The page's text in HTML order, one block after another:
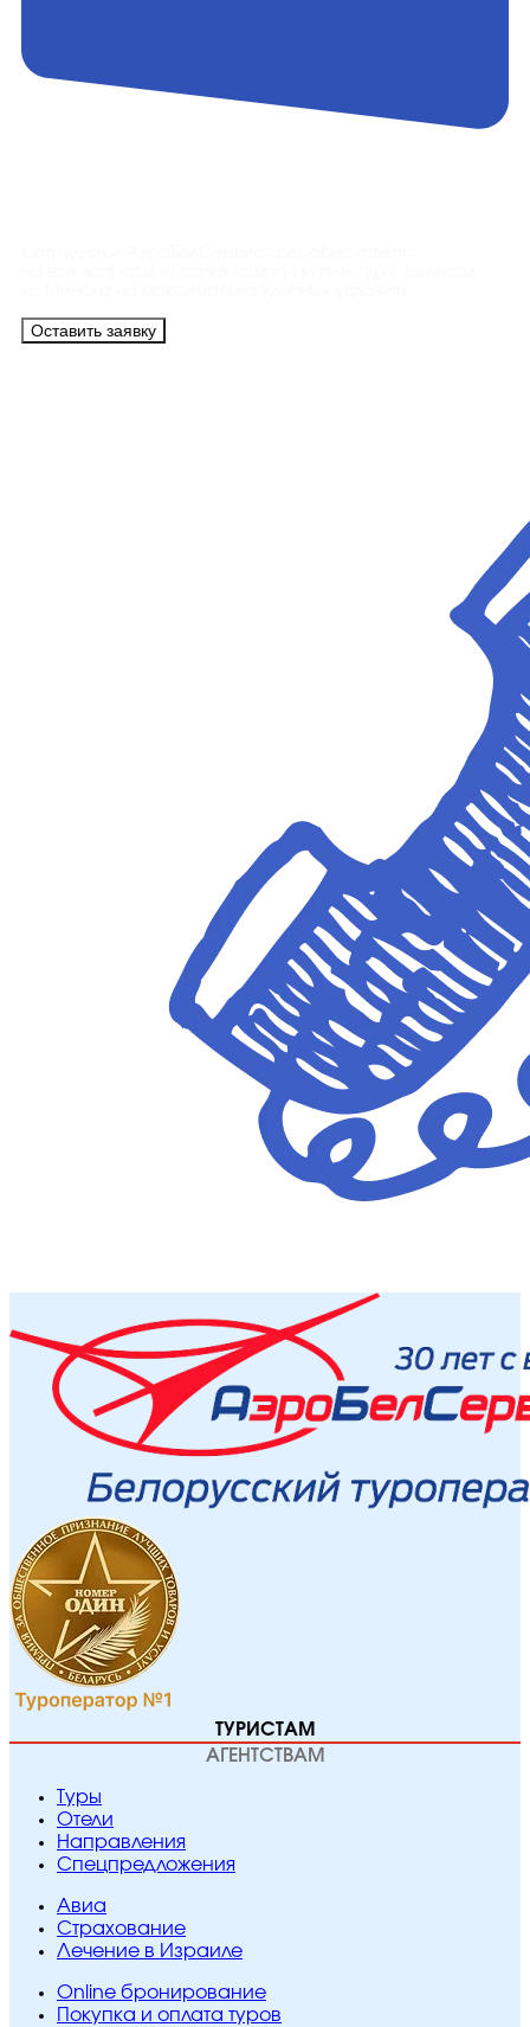
Оставить заявку
ТУРИСТАМ
АГЕНТСТВАМ
Туры
Отели
Направления
Спецпредложения
Авиа
Страхование
Лечение в Израиле
Online бронирование
Покупка и оплата туров